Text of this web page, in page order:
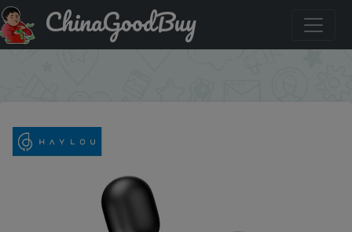
Код на знижку newstore2020 Haylou GT1 plus APTX HD
настоящий звук беспроводные наушники
ChinaGoodBuy